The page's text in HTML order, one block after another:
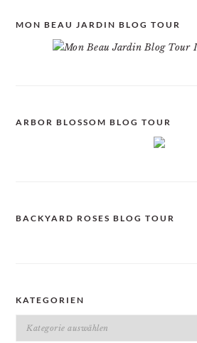
MON BEAU JARDIN BLOG TOUR
ARBOR BLOSSOM BLOG TOUR
BACKYARD ROSES BLOG TOUR
KATEGORIEN
Kategorien